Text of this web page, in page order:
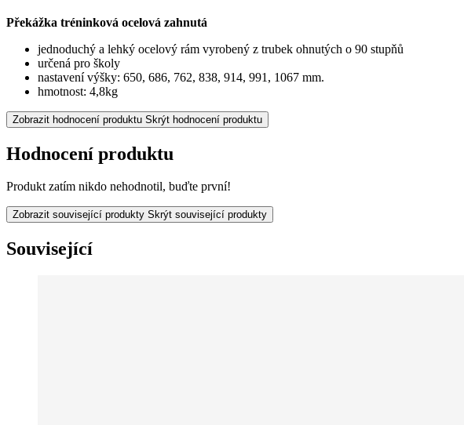
Překážka tréninková ocelová zahnutá
jednoduchý a lehký ocelový rám vyrobený z trubek ohnutých o 90 stupňů
určená pro školy
nastavení výšky: 650, 686, 762, 838, 914, 991, 1067 mm.
hmotnost: 4,8kg
Zobrazit hodnocení produktu Skrýt hodnocení produktu
Hodnocení produktu
Produkt zatím nikdo nehodnotil, buďte první!
Zobrazit související produkty Skrýt související produkty
Související